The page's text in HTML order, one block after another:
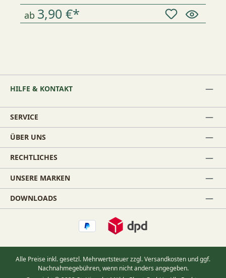
ab 3,90 €*
HILFE & KONTAKT
SERVICE
ÜBER UNS
RECHTLICHES
UNSERE MARKEN
DOWNLOADS
Alle Preise inkl. gesetzl. Mehrwertsteuer zzgl.Versandkosten und ggf.
Nachnahmegebühren, wenn nicht anders angegeben.